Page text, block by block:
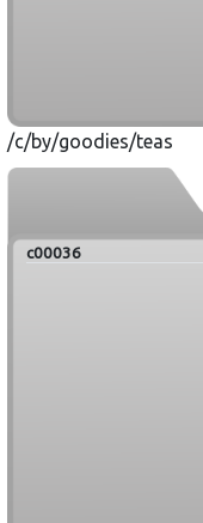
/c/by/goodies/teas
c00036